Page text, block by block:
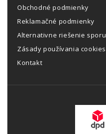
Obchodné podmienky
Reklamačné podmienky
Alternativne riešenie sporu
Zásady používania cookies
Kontakt